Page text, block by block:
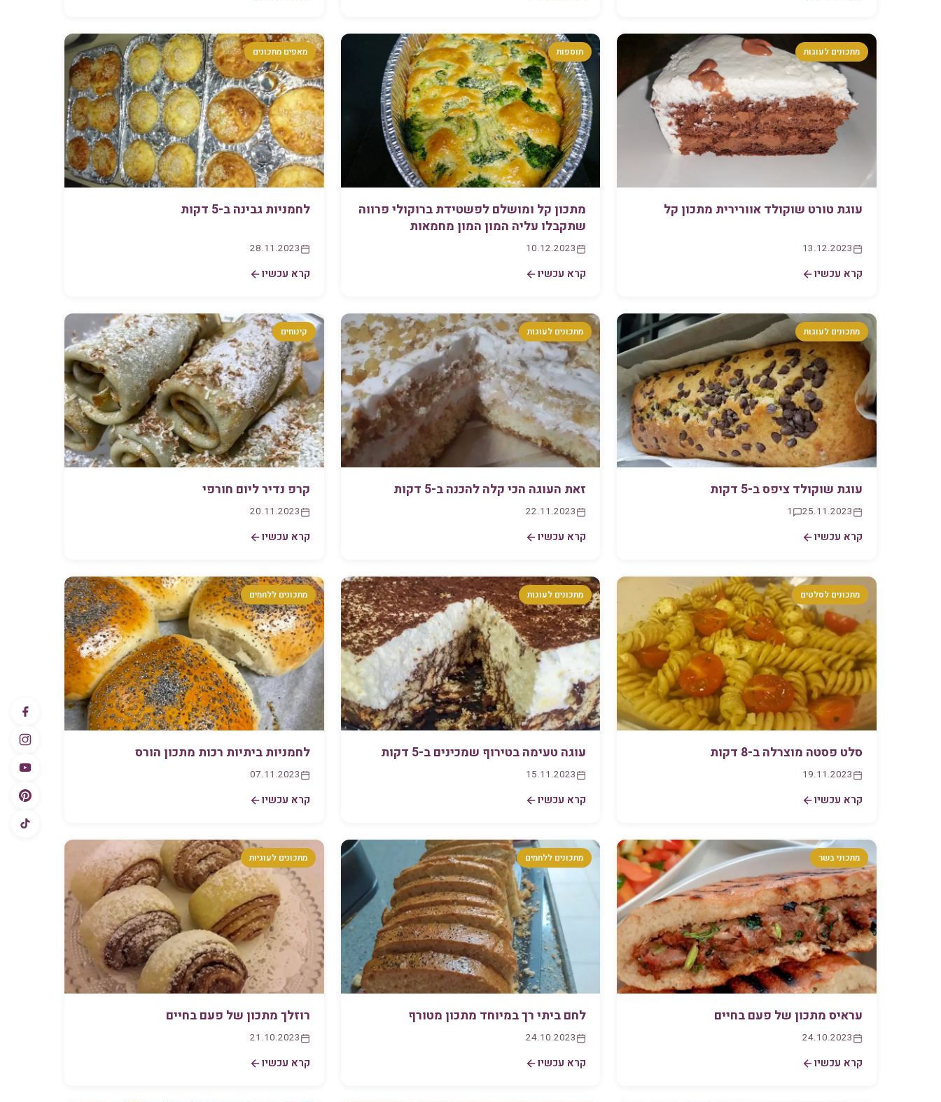
מתכונים לעוגות
עוגת טורט שוקולד אוורירית מתכון קל
13.12.2023
קרא עכשיו
תוספות
מתכון קל ומושלם לפשטידת ברוקולי פרווה
שתקבלו עליה המון המון מחמאות
10.12.2023
קרא עכשיו
מאפים מתכונים
לחמניות גבינה ב-5 דקות
28.11.2023
קרא עכשיו
מתכונים לעוגות
עוגת שוקולד ציפס ב-5 דקות
25.11.2023
1
קרא עכשיו
מתכונים לעוגות
זאת העוגה הכי קלה להכנה ב-5 דקות
22.11.2023
קרא עכשיו
קינוחים
קרפ נדיר ליום חורפי
20.11.2023
קרא עכשיו
מתכונים לסלטים
סלט פסטה מוצרלה ב-8 דקות
19.11.2023
קרא עכשיו
מתכונים לעוגות
עוגה טעימה בטירוף שמכינים ב-5 דקות
15.11.2023
קרא עכשיו
מתכונים ללחמים
לחמניות ביתיות רכות מתכון הורס
07.11.2023
קרא עכשיו
מתכוני בשר
עראיס מתכון של פעם בחיים
24.10.2023
קרא עכשיו
מתכונים ללחמים
לחם ביתי רך במיוחד מתכון מטורף
24.10.2023
קרא עכשיו
מתכונים לעוגיות
רוזלך מתכון של פעם בחיים
21.10.2023
קרא עכשיו